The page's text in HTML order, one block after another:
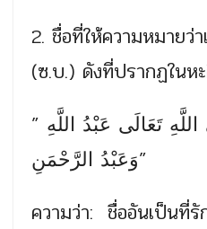
2. ชื่อที่ให้ความหมายว่
(ซ.บ.) ดังที่ปรากฏในห
” أَحَبُّ الْأَسْمَاءِ إِلَى اللَّهِ تَعَالَى عَبْدُ اللَّهِ
وَعَبْدُ الرَّحْمَنِ”
ความว่า: ชื่ออันเป็นที่รั